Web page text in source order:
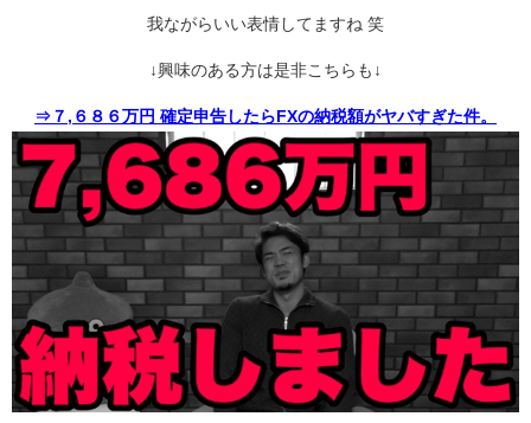
我ながらいい表情してますね 笑
↓興味のある方は是非こちらも↓
⇒７,６８６万円 確定申告したらFXの納税額がヤバすぎた件。